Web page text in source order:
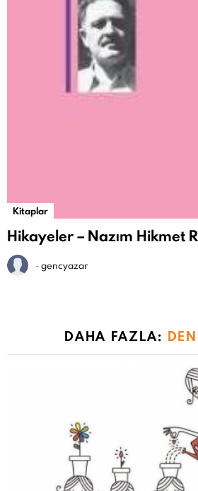
Kitaplar
Hikayeler – Nazım Hikmet
-gencyazar
DAHA FAZLA: